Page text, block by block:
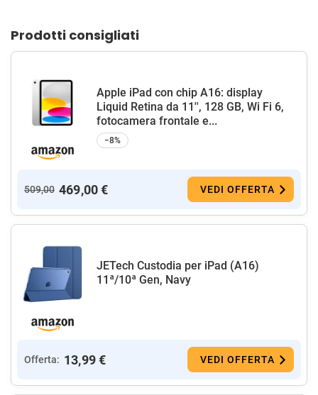
Prodotti consigliati
Apple iPad con chip A16: display
Liquid Retina da 11'', 128 GB, Wi Fi 6,
fotocamera frontale e...
−8%
509,00 469,00 € VEDI OFFERTA
JETech Custodia per iPad (A16)
11ª/10ª Gen, Navy
Offerta: 13,99 € VEDI OFFERTA